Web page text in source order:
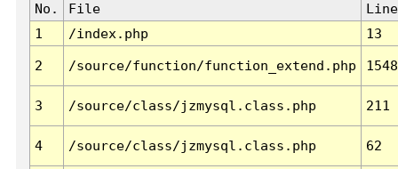
No. File
Line
1
/index.php 13
2 /source/function/function_extend.php 1548
3 /source/class/jzmysql.class.php 211
4 /source/class/jzmysql.class.php 62